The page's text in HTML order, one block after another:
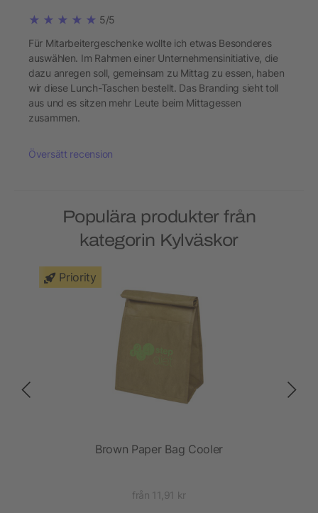
5/5
Für Mitarbeitergeschenke wollte ich etwas Besonderes
auswählen. Im Rahmen einer Unternehmensinitiative, die
dazu anregen soll, gemeinsam zu Mittag zu essen, haben
wir diese Lunch-Taschen bestellt. Das Branding sieht toll
aus und es sitzen mehr Leute beim Mittagessen
zusammen.
Översätt recension
Populära produkter från
kategorin Kylväskor
Priority
Brown Paper Bag Cooler
från 11,91 kr